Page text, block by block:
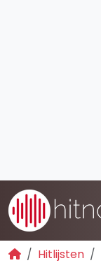
Hitlijsten